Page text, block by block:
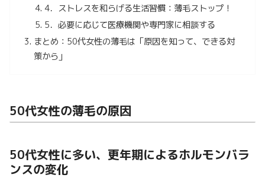
4．ストレスを和らげる生活習慣：薄毛ストップ！
5．必要に応じて医療機関や専門家に相談する
まとめ：50代女性の薄毛は「原因を知って、できる対
策から」
50代女性の薄毛の原因
50代女性に多い、更年期によるホルモンバラ
ンスの変化